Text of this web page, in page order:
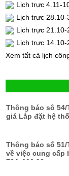
Lịch trực 4.11-
Lịch trưc 28.10-
Lịch trực 21.10-
Lịch trực 14.10-
Xem tất cả lịch
Thông báo sô 54/
giá Lắp đặt hệ
Thông báo số 51/
về việc cung cấp
78A-002.98